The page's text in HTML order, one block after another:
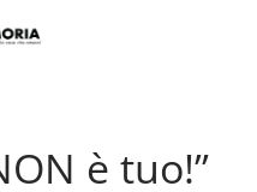
è tuo!”